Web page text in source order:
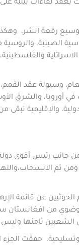
بعقد لقاءات بينية على
رقعة الشر،
الصينية،
وسيولة عقد
في أوروبا، والشرق
والإقليمية تبقى
جانب رئيس أقوى
ثم
عن قائمة
من افغانستان
الشعبين ثامنها وليس
حققت الجزء